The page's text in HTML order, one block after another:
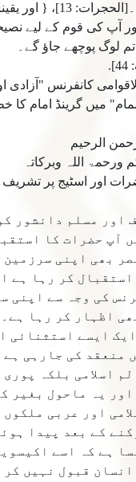
باخبر ہے۔}۔[الحجرات:
آپ كى قوم كے ليے
لوگ پوچھے جاؤ گے۔
الاقوامی کانفرنس
میں گرینڈ امام کا
الرحيم
ورحمۃ اللہ وبرکاتہ
اور اسٹیج پر تشریف
اور مسلم دانشور
آپ حضرات کا
بھی اپنی سرزمین
استقبال کر رہا ہے
کی وجہ سے اپنی
اظہار کر رہا ہے۔
ایسے استثنائی
منعقد کی جارہی ہے
اسلامی بلکہ پوری
اور یہ ماحول بغیر
اور عربی
کے بعد پیدا
ہے کہ اسے
قبول نہیں کر